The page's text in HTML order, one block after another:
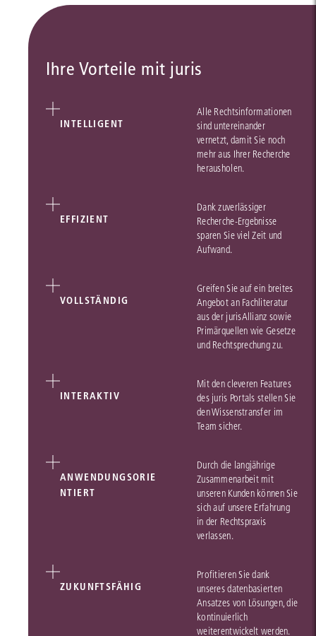
Ihre Vorteile mit juris
INTELLIGENT
Alle Rechtsinformationen
sind untereinander
vernetzt, damit Sie noch
mehr aus Ihrer Recherche
herausholen.
EFFIZIENT
Dank zuverlässiger
Recherche-Ergebnisse
sparen Sie viel Zeit und
Aufwand.
VOLLSTÄNDIG
Greifen Sie auf ein breites
Angebot an Fachliteratur
aus der jurisAllianz sowie
Primärquellen wie Gesetze
und Rechtsprechung zu.
INTERAKTIV
Mit den cleveren Features
des juris Portals stellen Sie
den Wissenstransfer im
Team sicher.
ANWENDUNGSORIE
NTIERT
Durch die langjährige
Zusammenarbeit mit
unseren Kunden können Sie
sich auf unsere Erfahrung
in der Rechtspraxis
verlassen.
ZUKUNFTSFÄHIG
Profitieren Sie dank
unseres datenbasierten
Ansatzes von Lösungen, die
kontinuierlich
weiterentwickelt werden.